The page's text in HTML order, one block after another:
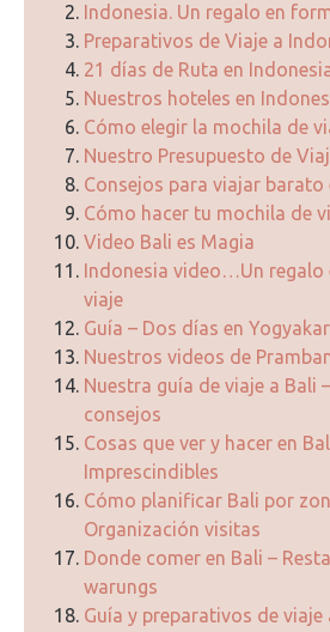
Indonesia. Un regalo en
Preparativos de Viaje a
21 días de Ruta en
Nuestros hoteles en
Cómo elegir la mochila de
Nuestro Presupuesto de
Consejos para viajar barato
Cómo hacer tu mochila de
Video Bali es Magia
Indonesia video…Un regalo
viaje
Guía – Dos días en
Nuestros videos de
Nuestra guía de viaje a Bali
consejos
Cosas que ver y hacer en
Imprescindibles
Cómo planificar Bali por
Organización visitas
Donde comer en Bali –
warungs
Guía y preparativos de viaje